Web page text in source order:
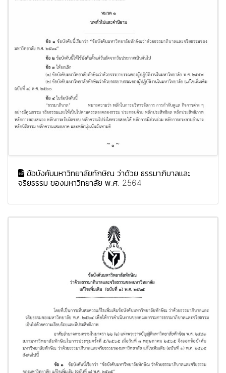
ข้อบังคับมหาวิทยาลัยทักษิณ ว่าด้วย ธรรมาภิบาลและ
จริยธรรม ของมหาวิทยาลัย พ.ศ. 2564